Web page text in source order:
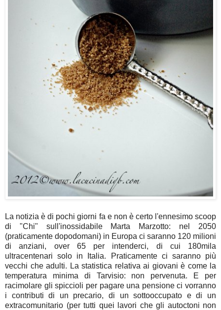
La notizia è di pochi giorni fa e non è certo l'ennesimo scoop
di "Chi" sull'inossidabile Marta Marzotto: nel 2050
(praticamente dopodomani) in Europa ci saranno 120 milioni
di anziani, over 65 per intenderci, di cui 180mila
ultracentenari solo in Italia. Praticamente ci saranno più
vecchi che adulti. La statistica relativa ai giovani è come la
temperatura minima di Tarvisio: non pervenuta. E per
racimolare gli spiccioli per pagare una pensione ci vorranno
i contributi di un precario, di un sottooccupato e di un
extracomunitario (per tutti quei lavori che gli autoctoni non